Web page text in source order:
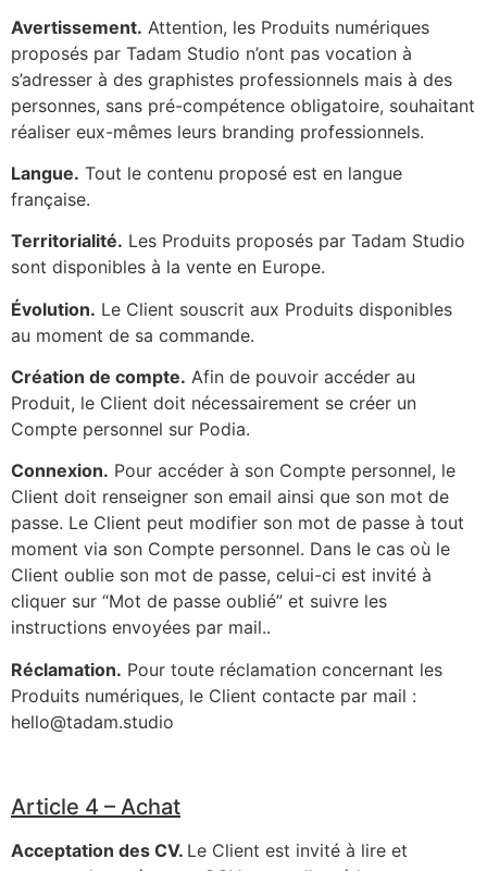
Avertissement. Attention, les Produits numériques
proposés par Tadam Studio n’ont pas vocation à
s’adresser à des graphistes professionnels mais à des
personnes, sans pré-compétence obligatoire, souhaitant
réaliser eux-mêmes leurs branding professionnels.
Langue. Tout le contenu proposé est en langue
française.
Territorialité. Les Produits proposés par Tadam Studio
sont disponibles à la vente en Europe.
Évolution. Le Client souscrit aux Produits disponibles
au moment de sa commande.
Création de compte. Afin de pouvoir accéder au
Produit, le Client doit nécessairement se créer un
Compte personnel sur Podia.
Connexion. Pour accéder à son Compte personnel, le
Client doit renseigner son email ainsi que son mot de
passe. Le Client peut modifier son mot de passe à tout
moment via son Compte personnel. Dans le cas où le
Client oublie son mot de passe, celui-ci est invité à
cliquer sur “Mot de passe oublié” et suivre les
instructions envoyées par mail..
Réclamation. Pour toute réclamation concernant les
Produits numériques, le Client contacte par mail :
hello@tadam.studio
Article 4 – Achat
Acceptation des CV. Le Client est invité à lire et